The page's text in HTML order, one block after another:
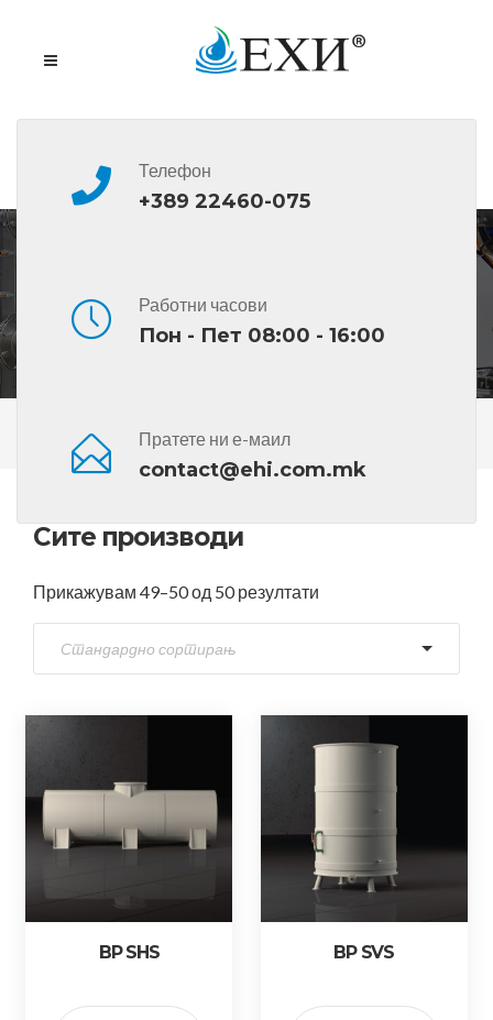
Телефон
+389 22460-075
Работни часови
Пон - Пет 08:00 - 16:00
Пратете ни е-маил
contact@ehi.com.mk
Сите Производи Страна 4
Сите производи
Прикажувам 49–50 од 50 резултати
BP SHS BP SVS